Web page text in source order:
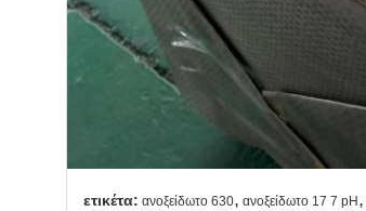
ετικέτα: ανοξείδωτο 630, ανοξείδωτο 17 7 pH,